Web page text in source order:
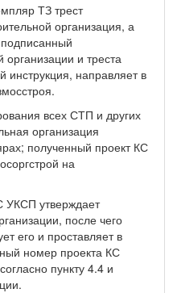
ТЗ трест
организация, а
организации и треста
инструкция, направляет в
всех СТП и других
организация
полученный проект КС
на
УКСП утверждает
после чего
его и проставляет в
номер проекта КС
пункту 4.4 и